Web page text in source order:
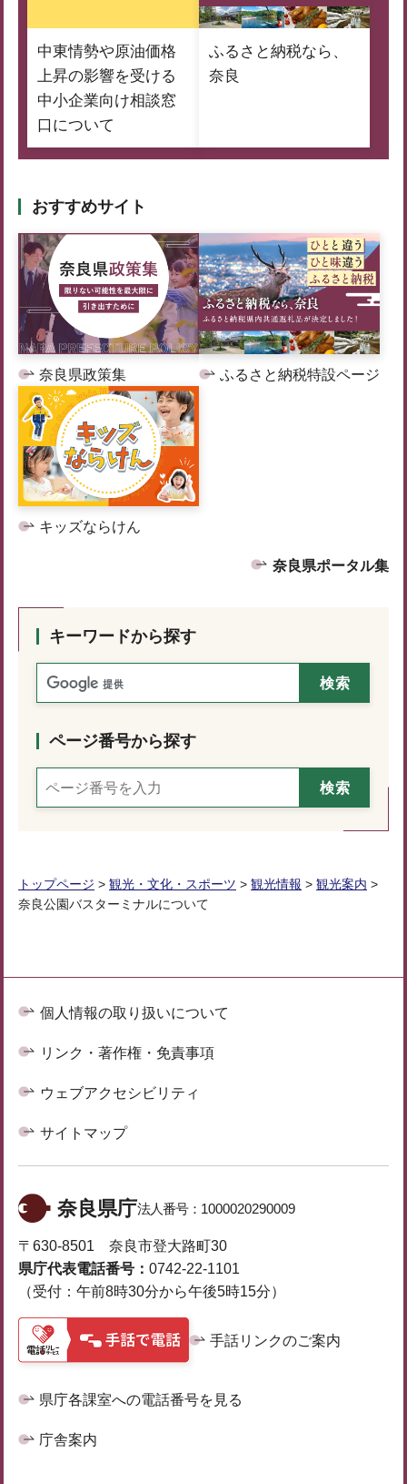
中東情勢や原油価格
上昇の影響を受ける
中小企業向け相談窓
口について
ふるさと納税なら、
奈良
おすすめサイト
奈良県政策集 ふるさと納税特設ページ
キッズならけん
奈良県ポータル集
キーワードから探す
ページ番号から探す
トップページ > 観光・文化・スポーツ > 観光情報 > 観光案内 >
奈良公園バスターミナルについて
個人情報の取り扱いについて
リンク・著作権・免責事項
ウェブアクセシビリティ
サイトマップ
奈良県庁法人番号： 1000020290009
〒630-8501 奈良市登大路町30
県庁代表電話番号： 0742-22-1101
（受付：午前8時30分から午後5時15分）
手話リンクのご案内
県庁各課室への電話番号を見る
庁舎案内